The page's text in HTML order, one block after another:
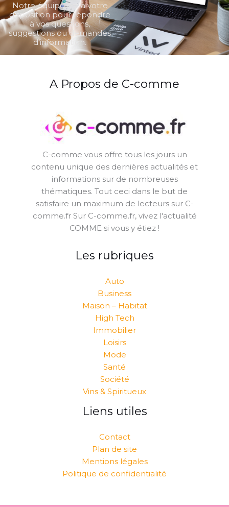
Notre équipe est à votre
disposition pour répondre
à vos questions,
suggestions ou demandes
d’information.
A Propos de C-comme
C-comme vous offre tous les jours un
contenu unique des dernières actualités et
informations sur de nombreuses
thématiques. Tout ceci dans le but de
satisfaire un maximum de lecteurs sur C-
comme.fr Sur C-comme.fr, vivez l'actualité
COMME si vous y étiez !
Les rubriques
Auto
Business
Maison – Habitat
High Tech
Immobilier
Loisirs
Mode
Santé
Société
Vins & Spiritueux
Liens utiles
Contact
Plan de site
Mentions légales
Politique de confidentialité